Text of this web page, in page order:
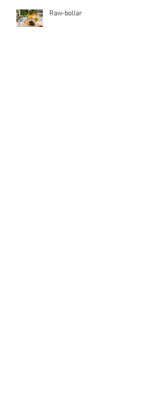
Raw-bollar